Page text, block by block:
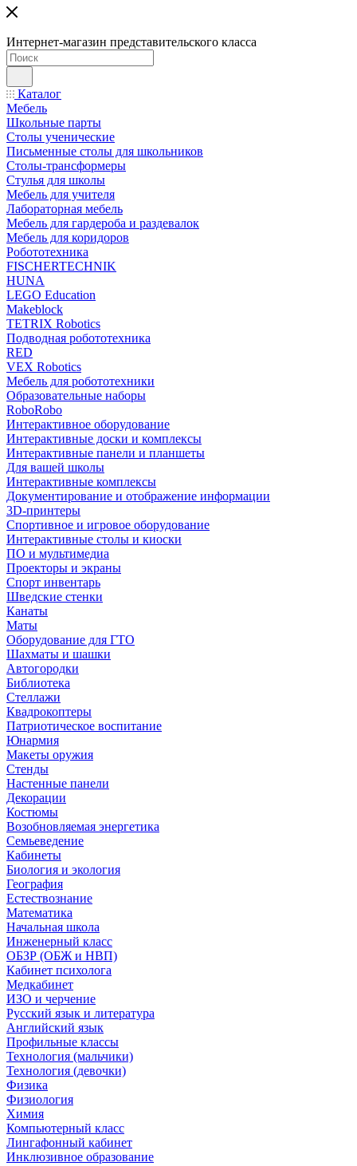
Интернет-магазин представительского класса
Каталог
Мебель
Школьные парты
Столы ученические
Письменные столы для школьников
Столы-трансформеры
Стулья для школы
Мебель для учителя
Лабораторная мебель
Мебель для гардероба и раздевалок
Мебель для коридоров
Робототехника
FISCHERTECHNIK
HUNA
LEGO Education
Makeblock
TETRIX Robotics
Подводная робототехника
RED
VEX Robotics
Мебель для робототехники
Образовательные наборы
RoboRobo
Интерактивное оборудование
Интерактивные доски и комплексы
Интерактивные панели и планшеты
Для вашей школы
Интерактивные комплексы
Документирование и отображение информации
3D-принтеры
Спортивное и игровое оборудование
Интерактивные столы и киоски
ПО и мультимедиа
Проекторы и экраны
Спорт инвентарь
Шведские стенки
Канаты
Маты
Оборудование для ГТО
Шахматы и шашки
Автогородки
Библиотека
Стеллажи
Квадрокоптеры
Патриотическое воспитание
Юнармия
Макеты оружия
Стенды
Настенные панели
Декорации
Костюмы
Возобновляемая энергетика
Семьеведение
Кабинеты
Биология и экология
География
Естествознание
Математика
Начальная школа
Инженерный класс
ОБЗР (ОБЖ и НВП)
Кабинет психолога
Медкабинет
ИЗО и черчение
Русский язык и литература
Английский язык
Профильные классы
Технология (мальчики)
Технология (девочки)
Физика
Физиология
Химия
Компьютерный класс
Лингафонный кабинет
Инклюзивное образование